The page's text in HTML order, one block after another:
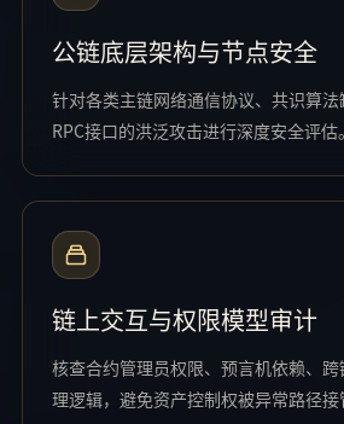
公链底层架构与节点安全
针对各类主链网络通信协议、共识算
RPC接口的洪泛攻击进行深度安全评估。
链上交互与权限模型审计
核查合约管理员权限、预言机依赖、
理逻辑，避免资产控制权被异常路径接